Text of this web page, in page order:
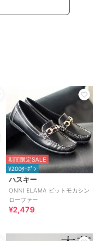
期間限定SALE
¥200ｸｰﾎﾟﾝ
ハスキー
ONNI ELAMA ビットモカシン
ローファー
¥2,479